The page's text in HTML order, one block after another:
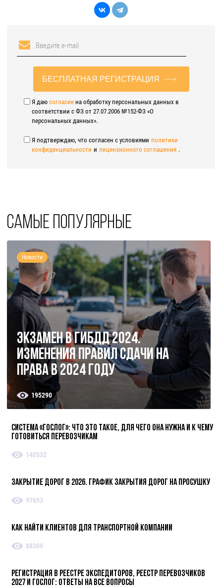
БЕСПЛАТНАЯ РЕГИСТРАЦИЯ
Я даю согласие на обработку персональных данных в
соответствии с ФЗ от 27.07.2006 №152-ФЗ «О
персональных данных».
Я подтверждаю, что согласен с условиями политики
конфиденциальности и лицензионного соглашения .
Самые популярные
Новости
Экзамен в ГИБДД 2024.
Изменения правил сдачи на
права в 2024 году
195290
Система «ГосЛог»: что это такое, для чего она нужна и к чему
готовиться перевозчикам
140532
Закрытие дорог в 2026. График закрытия дорог на просушку
97693
Как найти клиентов для транспортной компании
88300
Регистрация в реестре экспедиторов, реестр перевозчиков
2027 и ГосЛог: ответы на все вопросы